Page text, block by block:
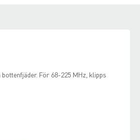
För 68-225 MHz, klipps